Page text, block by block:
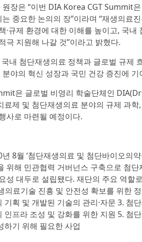
장은 “이번 DIA Korea CGT Summit
중요한 논의의 장”이라며 “재생의료
·규제 환경에 대한 이해를 높이고, 국
극 지원해 나갈 것”이라고 밝혔다.
내 첨단재생의료 정책과 글로벌 규제
야의 혁신 성장과 국민 건강 증진에
은 글로벌 비영리 학술단체인
료제 및 첨단재생의료 분야의 규제 과
사로 마련될 예정이다.
8월 ‘첨단재생의료 및 첨단바이오의
위해 민관협력 거버넌스 구축으로 첨
성 대두로 설립됐다. 재단의 주요 역할
의료기술 진흥 및 안전성 확보를 위한
획 및 개발된 기술의 관리·자문 3. 첨
프라 조성 및 강화를 위한 지원 5. 첨
하기 위해 필요한 사업